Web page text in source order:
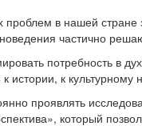
в нашей стране
частично
потребность в
истории, к
проявлять
который